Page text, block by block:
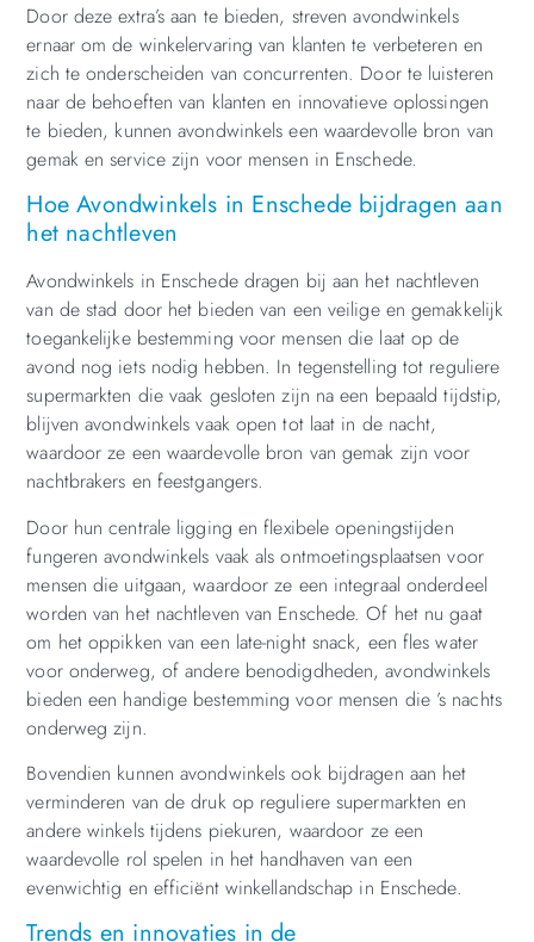
Door deze extra’s aan te bieden, streven avondwinkels
ernaar om de winkelervaring van klanten te verbeteren en
zich te onderscheiden van concurrenten. Door te luisteren
naar de behoeften van klanten en innovatieve oplossingen
te bieden, kunnen avondwinkels een waardevolle bron van
gemak en service zijn voor mensen in Enschede.
Hoe Avondwinkels in Enschede bijdragen aan
het nachtleven
Avondwinkels in Enschede dragen bij aan het nachtleven
van de stad door het bieden van een veilige en gemakkelijk
toegankelijke bestemming voor mensen die laat op de
avond nog iets nodig hebben. In tegenstelling tot reguliere
supermarkten die vaak gesloten zijn na een bepaald tijdstip,
blijven avondwinkels vaak open tot laat in de nacht,
waardoor ze een waardevolle bron van gemak zijn voor
nachtbrakers en feestgangers.
Door hun centrale ligging en flexibele openingstijden
fungeren avondwinkels vaak als ontmoetingsplaatsen voor
mensen die uitgaan, waardoor ze een integraal onderdeel
worden van het nachtleven van Enschede. Of het nu gaat
om het oppikken van een late-night snack, een fles water
voor onderweg, of andere benodigdheden, avondwinkels
bieden een handige bestemming voor mensen die ’s nachts
onderweg zijn.
Bovendien kunnen avondwinkels ook bijdragen aan het
verminderen van de druk op reguliere supermarkten en
andere winkels tijdens piekuren, waardoor ze een
waardevolle rol spelen in het handhaven van een
evenwichtig en efficiënt winkellandschap in Enschede.
Trends en innovaties in de